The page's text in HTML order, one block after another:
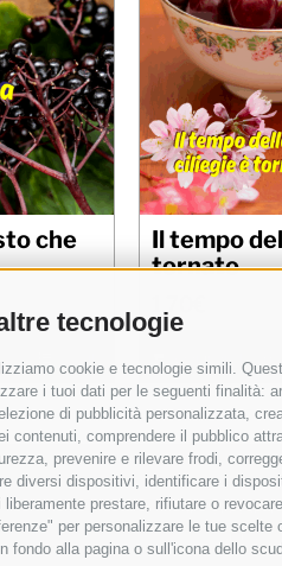
tecnologie
cookie e tecnologie simili.
i tuoi dati per le seguenti
di pubblicità personalizzata,
contenuti, comprendere il pubblico
prevenire e rilevare frodi,
diversi dispositivi, identificare i
prestare, rifiutare o
per personalizzare le tue
fondo alla pagina o sull'icona dello
che
Details
Il tempo
tornato
Aggiungi al
© 2023 -
Sede Legale: Via Val
Partita